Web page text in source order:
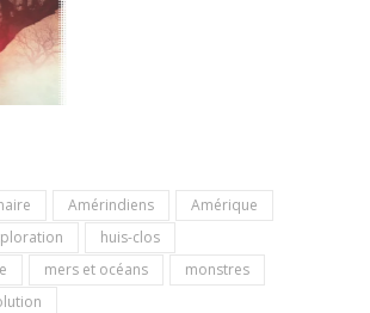
Amérindiens
Amérique
huis-clos
mers et océans
monstres